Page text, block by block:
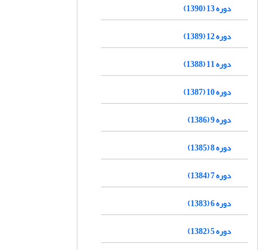
دوره 13 (1390)
دوره 12 (1389)
دوره 11 (1388)
دوره 10 (1387)
دوره 9 (1386)
دوره 8 (1385)
دوره 7 (1384)
دوره 6 (1383)
دوره 5 (1382)